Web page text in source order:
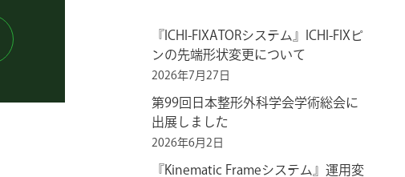
『ICHI-FIXATORシステム』ICHI-FIXピ
ンの先端形状変更について
2026年7月27日
第99回日本整形外科学会学術総会に
出展しました
2026年6月2日
『Kinematic Frameシステム』運用変